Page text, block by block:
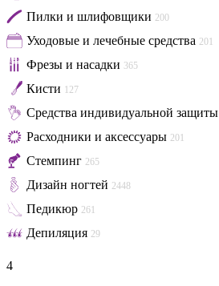
Пилки и шлифовщики 200
Уходовые и лечебные средства 201
Фрезы и насадки 365
Кисти 127
Средства индивидуальной защиты
Расходники и аксессуары 201
Стемпинг 265
Дизайн ногтей 2448
Педикюр 261
Депиляция 29
4